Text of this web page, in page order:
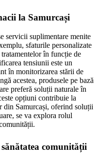
la Samurcași
servicii suplimentare menite
sfaturile personalizate
în funcție de
tensiunii este un
în monitorizarea stării de
acestea, produsele pe bază
preferă soluții naturale în
opțiuni contribuie la
Samurcași, oferind soluții
se va explora rolul
comunității